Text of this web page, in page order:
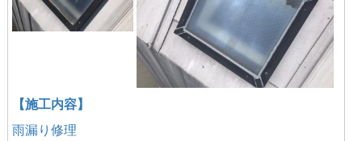
【施工内容】
雨漏り修理